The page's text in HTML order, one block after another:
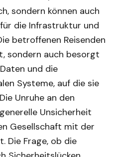
sondern können auch
die Infrastruktur und
betroffenen Reisenden
sondern auch besorgt
und die
Systeme, auf die sie
Unruhe an den
Unsicherheit
Gesellschaft mit der
Die Frage, ob die